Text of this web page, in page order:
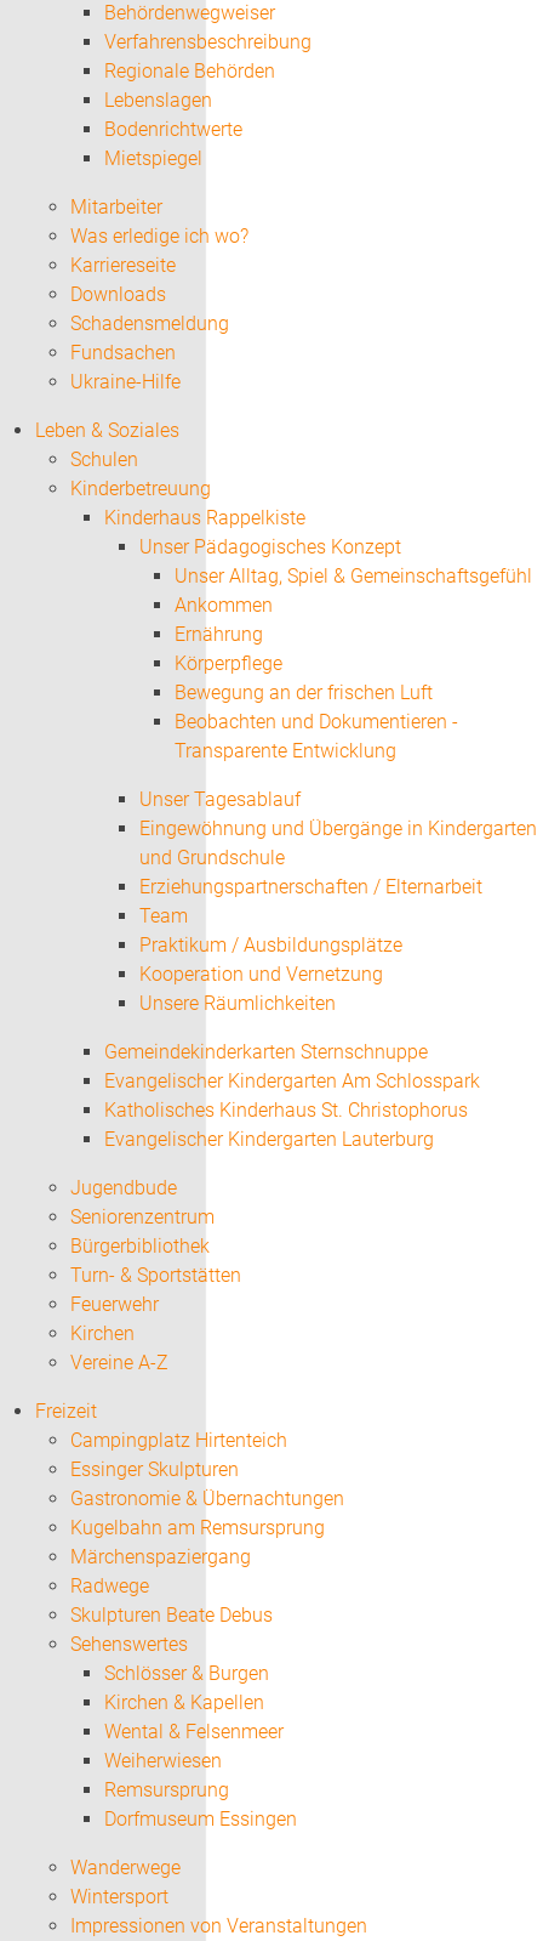
Behördenwegweiser
Verfahrensbeschreibung
Regionale Behörden
Lebenslagen
Bodenrichtwerte
Mietspiegel
Mitarbeiter
Was erledige ich wo?
Karriereseite
Downloads
Schadensmeldung
Fundsachen
Ukraine-Hilfe
Leben & Soziales
Schulen
Kinderbetreuung
Kinderhaus Rappelkiste
Unser Pädagogisches Konzept
Unser Alltag, Spiel & Gemeinschaftsgefühl
Ankommen
Ernährung
Körperpflege
Bewegung an der frischen Luft
Beobachten und Dokumentieren -
Transparente Entwicklung
Unser Tagesablauf
Eingewöhnung und Übergänge in Kindergarten
und Grundschule
Erziehungspartnerschaften / Elternarbeit
Team
Praktikum / Ausbildungsplätze
Kooperation und Vernetzung
Unsere Räumlichkeiten
Gemeindekinderkarten Sternschnuppe
Evangelischer Kindergarten Am Schlosspark
Katholisches Kinderhaus St. Christophorus
Evangelischer Kindergarten Lauterburg
Jugendbude
Seniorenzentrum
Bürgerbibliothek
Turn- & Sportstätten
Feuerwehr
Kirchen
Vereine A-Z
Freizeit
Campingplatz Hirtenteich
Essinger Skulpturen
Gastronomie & Übernachtungen
Kugelbahn am Remsursprung
Märchenspaziergang
Radwege
Skulpturen Beate Debus
Sehenswertes
Schlösser & Burgen
Kirchen & Kapellen
Wental & Felsenmeer
Weiherwiesen
Remsursprung
Dorfmuseum Essingen
Wanderwege
Wintersport
Impressionen von Veranstaltungen